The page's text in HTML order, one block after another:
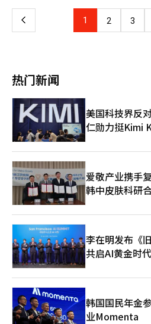
提前体验宰生活的机会”，“宰希望
仅仅是商品。” 她还表示：“过去建筑公司的宣传馆给人一种是
父母那一代的专属物品的感觉，而建
官，拍照点也很多”，“这不仅仅是简
验未来居住的感觉。”
呼和春天公司的业绩。NC在3月的经
提升、新IP的获取和移动休闲业务将
销售目标为5万亿韩元，自有资本收
MMORPG为中心的体质，以降低收益波动性。 新作阵
极。NC计划到2030年推出20余款新
布。公开的阵容包括开放世界射击游
者》和《时间收集者》等。 朴代表在电话会议中强调：“一两款
标题的增长或减少并不是关键，而是
长的商业模型。”这被解读为NC希望
MMORPG的业绩结构的宣言。 此次业绩显示，NC在去年进行的体
《天堂经典》的双双热销使得PC游戏
动休闲的收购效应也开始反映在合并业绩中。 然而
可能性仍处于验证阶段。《天堂经典
期销售，《艾尔之战2》的全球发布
动休闲业务能否实现稳定的利润率，
的发布增多，营销费用和开发费用也
得尤为重要。 NC今年的业绩展望依赖于现有IP的长期热销、新作
发布的时间表和全球扩展的成果。仅
2.5万亿韩元的销售目标的可能性提高
预测的持续增长模型”，还需在多个
公式。 朴炳武共同代表表示：“到2030年，我们将推出20余款新
标题和移动休闲增长战略，目标是实
在顺利推进。”并表示：“我们将建
商业模型。”※ 本报道经人工智能（
近，基于生成型AI的翻译质量迅速提
度也随之加快。过去，专业翻译和校
加工作中，AI的应用范围也在扩大。
荐语等。AI技术也被应用于根据读者
荐功能。 尤其是在平台基础的出版市场，AI的应用更加活跃。电子
书和网络小说平台通过强化AI推荐系
等策略，增加用户的停留时间。此外
和插图，现在通过AI以低成本制作，使用频繁。 然
体对AI生成的内容也表现出抵触情绪
AI的应用接受度较高，但在文学或散
仍然认为人类作家的角色至关重要。 业界普遍认为，生成型AI更可
能成为提升生产力的协作工具，而非
工作将由AI承担，而策划、创造力、
责。 生成型AI的普及不仅改变了出版行业的制作方式，也成为内容
消费和流通结构的关键变量。在制作
环境下，AI的应用能力有望成为出版
人工智能（AI）系统翻译与编辑。
长、未来增长和增长支持为核心的四
革的核心是新设立的“创新增长部门
来增长部门”。下设肥胖代谢中心、
心，以确保研发的独立性，并持续挖
内销售总部被提升为“持续增长部门”
而“增长支持部门”则设有八潭制造
各增长部门的高效运作。“投资组合
为委员会下属，负责最终决定公司整
项的调整等，发挥控制塔的作用。黄
后，于首尔松坡区的韩美制药总部召
释了改革的目的和具体内容。他强调
更改部门名称的‘椅子游戏’”，而是
机或变化中像蛇一样迅速而灵活应对
还表示：“特别是打破部门间的界限
司能力集中。”他补充道：“将建立各
业。”※ 本报道经人工智能（AI）系
上 1 2 3
热门新闻
美国科技界反
仁勋力挺Kimi
爱敬产业携手
韩中皮肤科研
李在明发布《
共启AI黄金时代
韩国国民年金
业Momenta